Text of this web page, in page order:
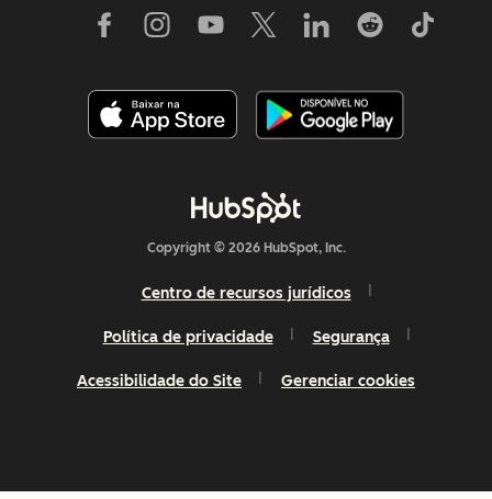
Copyright © 2026 HubSpot, Inc.
Centro de recursos jurídicos
Política de privacidade Segurança
Acessibilidade do Site Gerenciar cookies